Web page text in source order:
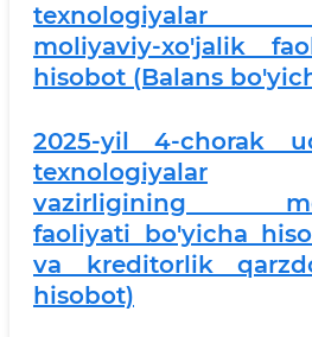
texnologiyalar
moliyaviy-xo'jalik
hisobot (Balans
2025-yil 4-chorak
texnologiyalar
vazirligining
faoliyati bo'yicha
va kreditorlik
hisobot)